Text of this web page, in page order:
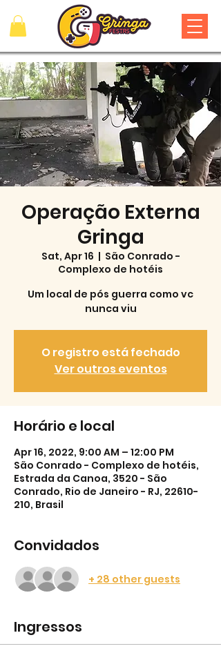
Operação Externa
Gringa
Sat, Apr 16
  |
São Conrado -
Complexo de hotéis
Um local de pós guerra como vc
nunca viu
O registro está fechado
Ver outros eventos
Horário e local
Apr 16, 2022, 9:00 AM – 12:00 PM
São Conrado - Complexo de hotéis,
Estrada da Canoa, 3520 - São
Conrado, Rio de Janeiro - RJ, 22610-
210, Brasil
Convidados
+ 28 other guests
Ingressos